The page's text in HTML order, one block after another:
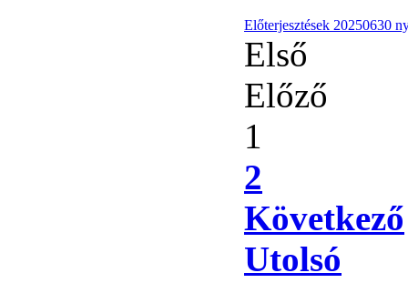
Előterjesztések 20250630
Első
Előző
1
2
Következő
Utolsó